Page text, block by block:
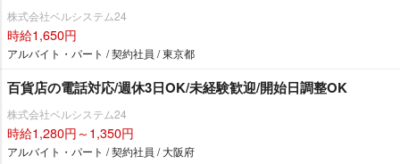
株式会社ベルシステム24
時給1,650円
アルバイト・パート / 契約社員 / 東京都
百貨店の電話対応/週休3日OK/未経験歓迎/開始日調整OK
株式会社ベルシステム24
時給1,280円～1,350円
アルバイト・パート / 契約社員 / 大阪府